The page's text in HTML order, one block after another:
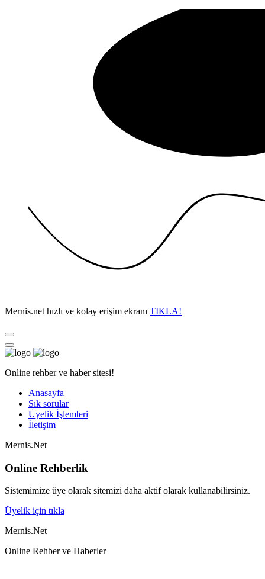
Mernis.net hızlı ve kolay erişim ekranı TIKLA!
Online rehber ve haber sitesi!
Anasayfa
Sık sorular
Üyelik İşlemleri
İletişim
Mernis.Net
Online Rehberlik
Sistemimize üye olarak sitemizi daha aktif olarak kullanabilirsiniz.
Üyelik için tıkla
Mernis.Net
Online Rehber ve Haberler